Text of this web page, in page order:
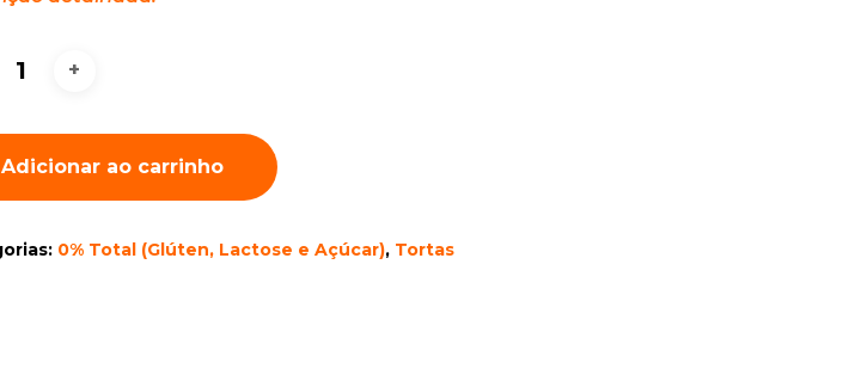
Adicionar ao carrinho
0% Total (Glúten, Lactose e Açúcar), Tortas